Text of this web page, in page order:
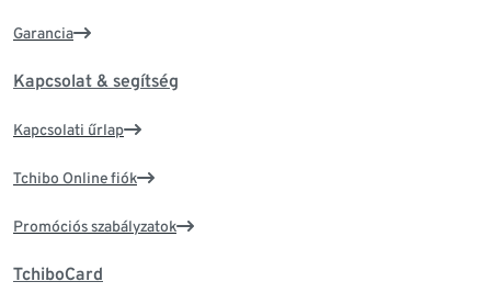
Garancia
Kapcsolat & segítség
Kapcsolati űrlap
Tchibo Online fiók
Promóciós szabályzatok
TchiboCard